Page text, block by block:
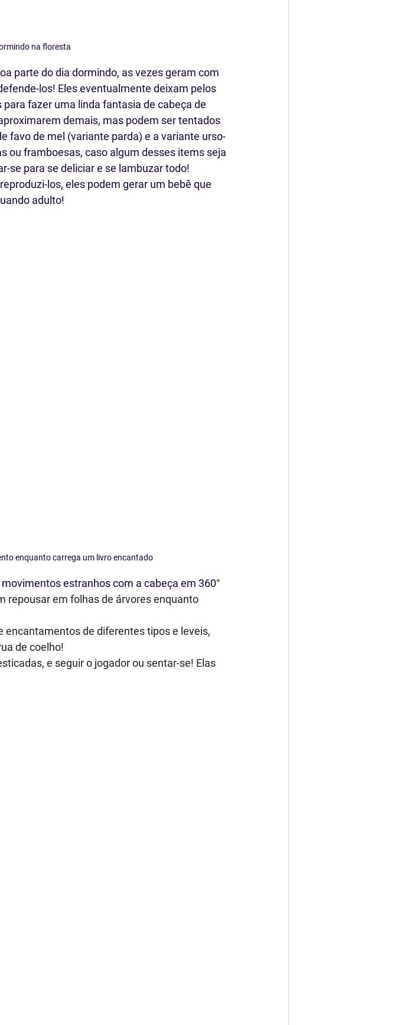
na floresta
parte do dia dormindo, as vezes geram com
los! Eles eventualmente deixam pelos
fazer uma linda fantasia de cabeça de
demais, mas podem ser tentados
favo de mel (variante parda) e a variante urso-
ou framboesas, caso algum desses items seja
se para se deliciar e se lambuzar todo!
los, eles podem gerar um bebê que
adulto!
enquanto carrega um livro encantado
estranhos com a cabeça em 360°
repousar em folhas de árvores enquanto
encantamentos de diferentes tipos e leveis,
de coelho!
e seguir o jogador ou sentar-se! Elas